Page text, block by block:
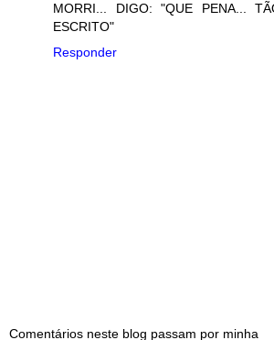
MORRI... DIGO: "QUE PENA...
ESCRITO"
Responder
Comentários neste blog passam por minha